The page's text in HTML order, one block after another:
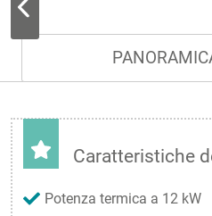
Caratteristiche
Potenza termica a 12 kW